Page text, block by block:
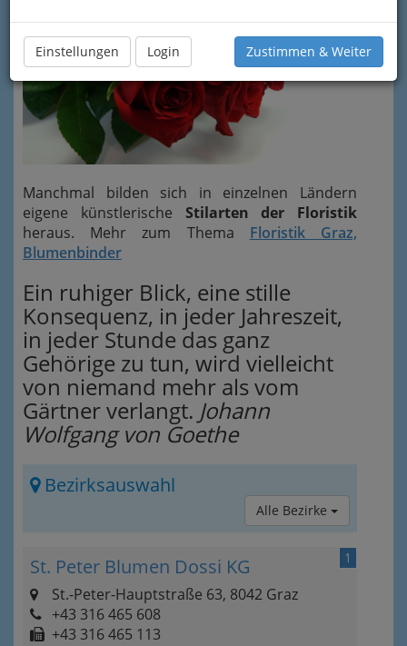
Einstellungen Login Zustimmen & Weiter
Manchmal bilden sich in einzelnen Ländern
eigene künstlerische Stilarten der Floristik
heraus. Mehr zum Thema Floristik Graz,
Blumenbinder
Ein ruhiger Blick, eine stille
Konsequenz, in jeder Jahreszeit,
in jeder Stunde das ganz
Gehörige zu tun, wird vielleicht
von niemand mehr als vom
Gärtner verlangt. Johann
Wolfgang von Goethe
Bezirksauswahl
Alle Bezirke
1
St. Peter Blumen Dossi KG
St.-Peter-Hauptstraße 63, 8042 Graz
+43 316 465 608
+43 316 465 113